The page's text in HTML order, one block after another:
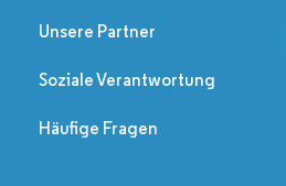
Unsere Partner
Soziale Verantwortung
Häufige Fragen